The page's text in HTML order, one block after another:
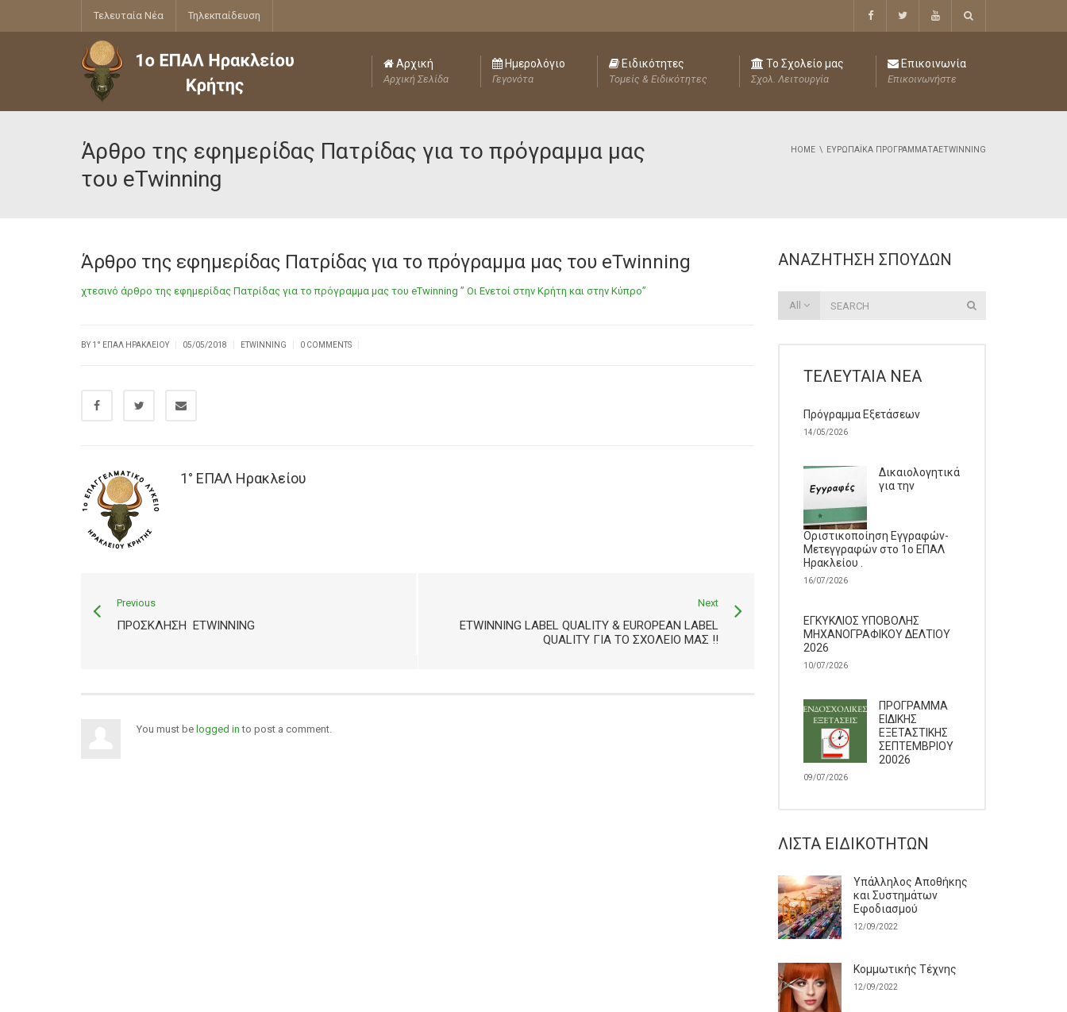
Τελευταία Νέα Τηλεκπαίδευση
Αρχική
Αρχική Σελίδα
Ημερολόγιο
Γεγονότα
Ειδικότητες
Τομείς & Ειδικότητες
Το Σχολείο μας
Σχολ. Λειτουργία
Επικοινωνία
Επικοινωνήστε
Άρθρο της εφημερίδας Πατρίδας για το πρόγραμμα μας
του eTwinning
HOME ΕΥΡΩΠΑΪΚΆ ΠΡΟΓΡΆΜΜΑΤΑETWINNING
Άρθρο της εφημερίδας Πατρίδας για το πρόγραμμα μας του eTwinning
χτεσινό άρθρο της εφημερίδας Πατρίδας για το πρόγραμμα μας του eTwinning ” Οι Ενετοί στην Κρήτη και στην Κύπρο”
BY1° ΕΠΑΛ ΗΡΑΚΛΕΊΟΥ 05/05/2018 ETWINNING 0 COMMENTS
1° ΕΠΑΛ Ηρακλείου
Previous
ΠΡΌΣΚΛΗΣΗ ETWINNING
Next
ETWINNING LABEL QUALITY & EUROPEAN LABEL
QUALITY ΓΙΑ ΤΟ ΣΧΟΛΕΊΟ ΜΑΣ !!
You must be logged in to post a comment.
ΑΝΑΖΉΤΗΣΗ ΣΠΟΥΔΏΝ
All
ΤΕΛΕΥΤΑΊΑ ΝΈΑ
Πρόγραμμα Εξετάσεων
14/05/2026
Δικαιολογητικά
για την
Οριστικοποίηση Εγγραφών-
Μετεγγραφών στο 1ο ΕΠΑΛ
Ηρακλείου .
16/07/2026
ΕΓΚΥΚΛΙΟΣ ΥΠΟΒΟΛΗΣ
ΜΗΧΑΝΟΓΡΑΦΙΚΟΥ ΔΕΛΤΙΟΥ
2026
10/07/2026
ΠΡΟΓΡΑΜΜΑ
ΕΙΔΙΚΗΣ
ΕΞΕΤΑΣΤΙΚΗΣ
ΣΕΠΤΕΜΒΡΙΟΥ
20026
09/07/2026
ΛΊΣΤΑ ΕΙΔΙΚΟΤΉΤΩΝ
Υπάλληλος Αποθήκης
και Συστημάτων
Εφοδιασμού
12/09/2022
Κομμωτικής Τέχνης
12/09/2022